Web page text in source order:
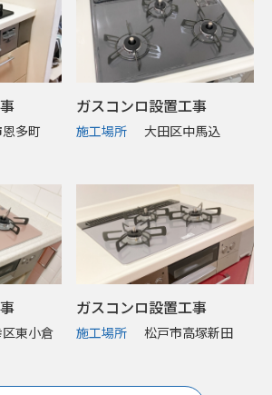
多町
ガスコンロ設置工事
施工場所 大田区中馬込
東小倉
ガスコンロ設置工事
施工場所 松戸市高塚新田